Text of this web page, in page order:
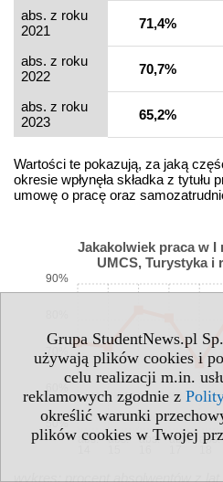
Grupa StudentNews.pl
używają plików cookies i
celu realizacji m.in.
reklamowych zgodnie z
określić warunki
plików cookies w Twojej
abs. z roku
2021
71,4%
abs. z roku
2022
70,7%
abs. z roku
2023
65,2%
Wartości te pokazują, za jaką
okresie wpłynęła składka z tytułu
umowę o pracę oraz
Jakakolwiek praca w I
UMCS, Turystyka i
abs.
abs.
abs.
abs.
abs.
50%
60%
70%
90%
wykres: procent absolwentów z